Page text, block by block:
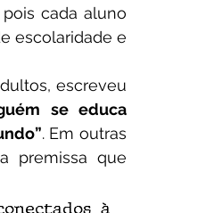
cada aluno
escolaridade e
se educa
. Em outras
premissa que
à